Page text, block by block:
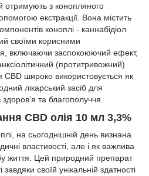
отримують з конопляного
екстракції. Вона містить
коноплі - каннабідіол
своїми корисними
включаючи заспокоюючий ефект,
(протитривожний)
CBD широко використовується як
лікарський засіб для
здоров'я та благополуччя.
CBD олія 10 мл 3,3%
на сьогоднішній день визнана
властивості, але і як важлива
життя. Цей природний препарат
своїй унікальній здатності